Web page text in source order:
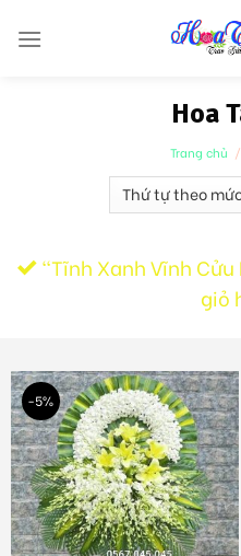
Hoa
Trang chủ /
“Tĩnh Xanh Vĩnh
giỏ
-5%